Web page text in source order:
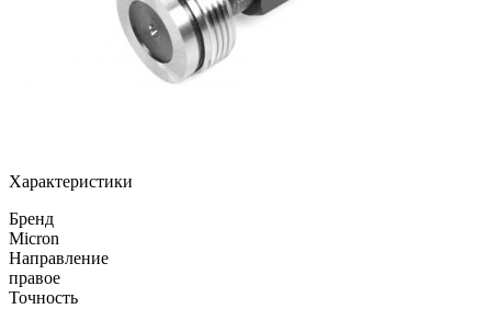
Характеристики
Бренд
Micron
Направление
правое
Точность